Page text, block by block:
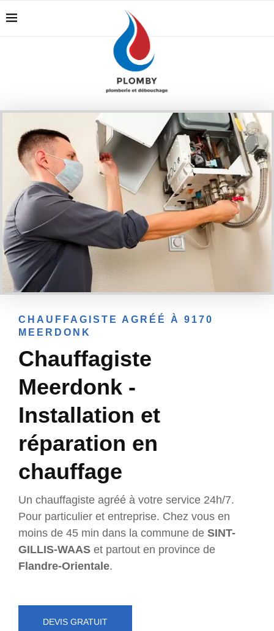
CHAUFFAGISTE AGRÉÉ À 9170
MEERDONK
Chauffagiste
Meerdonk -
Installation et
réparation en
chauffage
Un chauffagiste agréé à votre service 24h/7.
Pour particulier et entreprise. Chez vous en
moins de 45 min dans la commune de SINT-
GILLIS-WAAS et partout en province de
Flandre-Orientale.
DEVIS GRATUIT